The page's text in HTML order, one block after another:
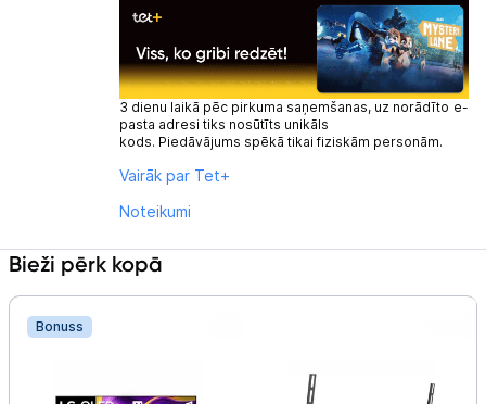
3 dienu laikā pēc pirkuma saņemšanas, uz norādīto e-
pasta adresi tiks nosūtīts unikāls
kods. Piedāvājums spēkā tikai fiziskām personām.
Vairāk par Tet+
Noteikumi
Bieži pērk kopā
Bonuss